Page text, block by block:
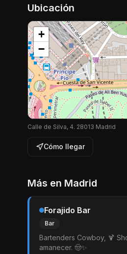
Ubicación
+
−
Calle de Silva, 4. 28013 Madrid
Cómo llegar
Más en Madrid
Forajido Bar
Bar
Bartenders Cowboy, 🍹
amanecer. 🤠✨